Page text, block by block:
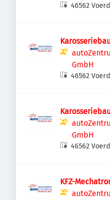
46562
GmbH
46562
GmbH
46562
KFZ-